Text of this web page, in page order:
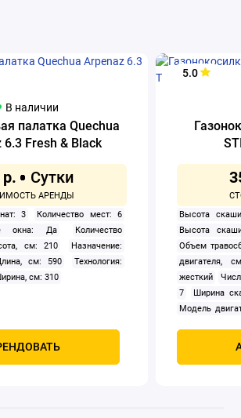
В наличии
палатка Quechua
6.3 Fresh & Black
р.
3
Количество мест: 6
окна: Да
Количество
см: 210
Назначение:
см: 590
Технология:
см: 310
5.0
Высота
Высота
Объем
двигателя,
жесткий
7
Ширина
Модель